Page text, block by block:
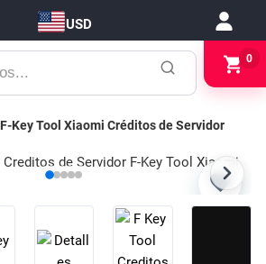
USD
0
F-Key Tool Xiaomi Créditos de Servidor